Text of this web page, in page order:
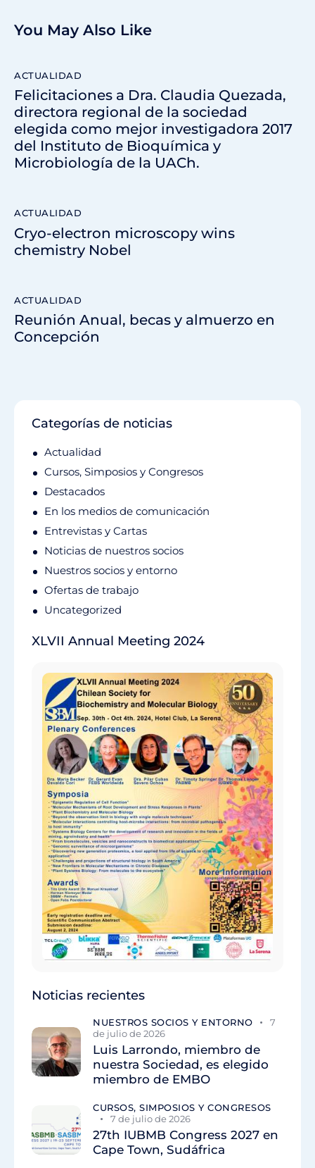
You May Also Like
ACTUALIDAD
Felicitaciones a Dra. Claudia Quezada,
directora regional de la sociedad
elegida como mejor investigadora 2017
del Instituto de Bioquímica y
Microbiología de la UACh.
ACTUALIDAD
Cryo-electron microscopy wins
chemistry Nobel
ACTUALIDAD
Reunión Anual, becas y almuerzo en
Concepción
Categorías de noticias
Actualidad
Cursos, Simposios y Congresos
Destacados
En los medios de comunicación
Entrevistas y Cartas
Noticias de nuestros socios
Nuestros socios y entorno
Ofertas de trabajo
Uncategorized
XLVII Annual Meeting 2024
Noticias recientes
NUESTROS SOCIOS Y ENTORNO
7
de julio de 2026
Luis Larrondo, miembro de
nuestra Sociedad, es elegido
miembro de EMBO
CURSOS, SIMPOSIOS Y CONGRESOS
7 de julio de 2026
27th IUBMB Congress 2027 en
Cape Town, Sudáfrica